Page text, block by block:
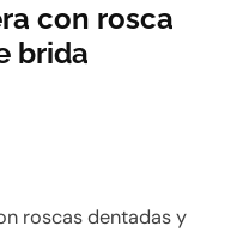
con rosca
brida
roscas dentadas y